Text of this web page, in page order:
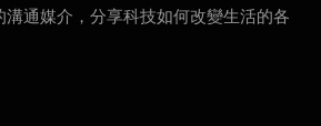
通媒介，分享科技如何改變生活的各